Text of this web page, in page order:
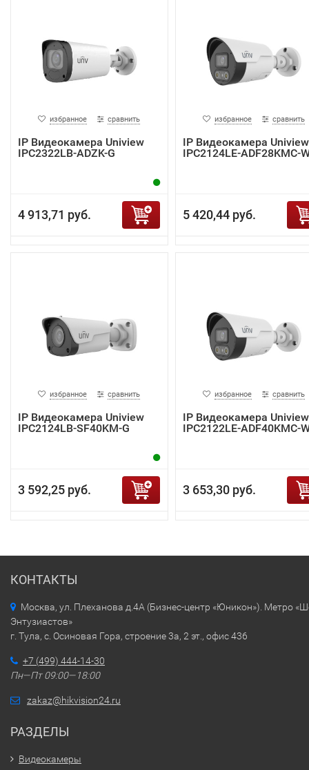
избранное сравнить
IP Видеокамера Uniview
IPC2322LB-ADZK-G
4 913,71 руб.
избранное сравнить
IP Видеокамера Uniview
IPC2124LE-ADF28KMC-
5 420,44 руб.
избранное сравнить
IP Видеокамера Uniview
IPC2124LB-SF40KM-G
3 592,25 руб.
избранное сравнить
IP Видеокамера Uniview
IPC2122LE-ADF40KMC-
3 653,30 руб.
КОНТАКТЫ
Москва, ул. Плеханова д.4А (Бизнес-центр «Юникон»). Метро
Энтузиастов»
г. Тула, с. Осиновая Гора, строение 3а, 2 эт., офис 436
+7 (499) 444-14-30
Пн—Пт 09:00—18:00
zakaz@hikvision24.ru
РАЗДЕЛЫ
Видеокамеры